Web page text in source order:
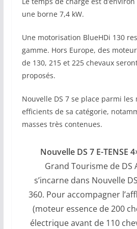
une borne 7,4 kW.
Une motorisation BlueHDi 130
gamme. Hors Europe, des
de 130, 215 et 225 chevaux
proposés.
Nouvelle DS 7 se place parmi les
efficients de sa catégorie,
masses très contenues.
Nouvelle DS 7 E-TENSE
Grand Tourisme de DS
s’incarne dans Nouvelle
360. Pour accompagner
(moteur essence de 200
électrique avant de 110